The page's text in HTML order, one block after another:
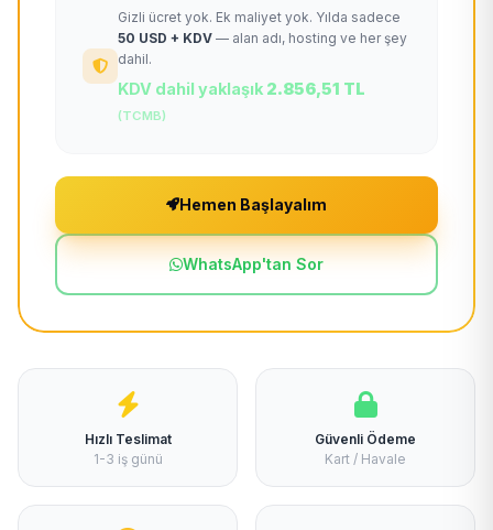
Gizli ücret yok. Ek maliyet yok. Yılda sadece
50 USD + KDV — alan adı, hosting ve her şey
dahil.
KDV dahil yaklaşık 2.856,51 TL
(TCMB)
Hemen Başlayalım
WhatsApp'tan Sor
Hızlı Teslimat
1-3 iş günü
Güvenli Ödeme
Kart / Havale